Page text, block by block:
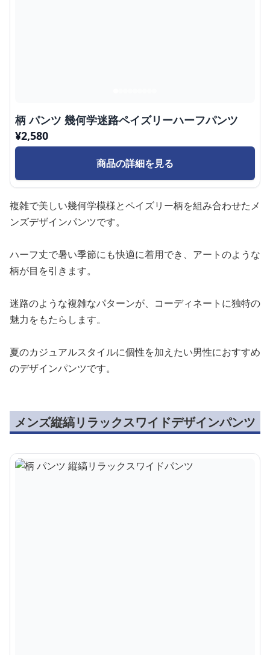
柄 パンツ 幾何学迷路ペイズリーハーフパンツ
¥2,580
商品の詳細を見る
複雑で美しい幾何学模様とペイズリー柄を組み合わせたメ
ンズデザインパンツです。
ハーフ丈で暑い季節にも快適に着用でき、アートのような
柄が目を引きます。
迷路のような複雑なパターンが、コーディネートに独特の
魅力をもたらします。
夏のカジュアルスタイルに個性を加えたい男性におすすめ
のデザインパンツです。
メンズ縦縞リラックスワイドデザインパンツ